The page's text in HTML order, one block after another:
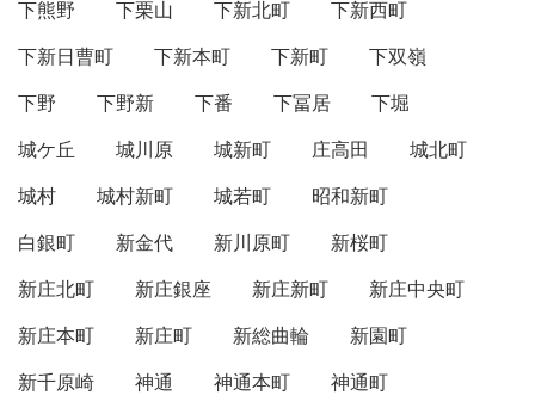
下熊野
下栗山 下新北町
下新西町
下新日曹町
下新本町 下新町
下双嶺
下野
下野新 下番 下冨居
下堀
城ケ丘
城川原 城新町 庄高田
城北町
城村
城村新町 城若町
昭和新町
白銀町
新金代 新川原町
新桜町
新庄北町
新庄銀座 新庄新町
新庄中央町
新庄本町
新庄町 新総曲輪
新園町
新千原崎
神通 神通本町
神通町